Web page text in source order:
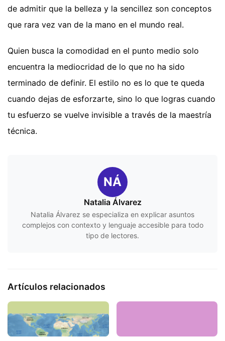
de admitir que la belleza y la sencillez son conceptos
que rara vez van de la mano en el mundo real.
Quien busca la comodidad en el punto medio solo
encuentra la mediocridad de lo que no ha sido
terminado de definir. El estilo no es lo que te queda
cuando dejas de esforzarte, sino lo que logras cuando
tu esfuerzo se vuelve invisible a través de la maestría
técnica.
NÁ
Natalia Álvarez
Natalia Álvarez se especializa en explicar asuntos
complejos con contexto y lenguaje accesible para todo
tipo de lectores.
Artículos relacionados